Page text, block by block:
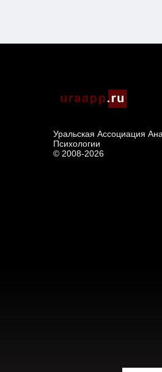
Уральская Ассоциация
Психологии
© 2008-2026